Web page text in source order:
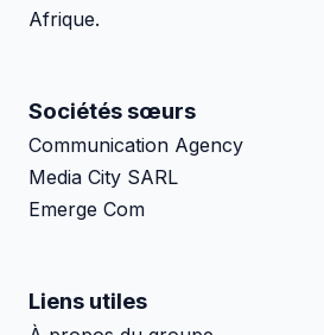
Afrique.
Sociétés sœurs
Communication Agency
Media City SARL
Emerge Com
Liens utiles